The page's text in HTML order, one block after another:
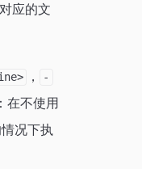
应的文
， -
：在不使用
况下执